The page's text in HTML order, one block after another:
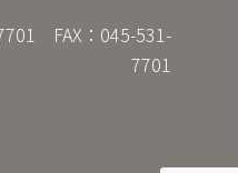
FAX：045-531-
7701